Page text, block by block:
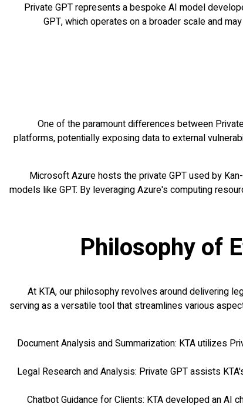
Private GPT represents a bespoke AI model
GPT, which operates on a broader scale and
One of the paramount differences between
platforms, potentially exposing data to external
Microsoft Azure hosts the private GPT used by
models like GPT. By leveraging Azure's computing
Philosophy of
At KTA, our philosophy revolves around delivering
serving as a versatile tool that streamlines various
Document Analysis and Summarization: KTA utilizes
Legal Research and Analysis: Private GPT assists
Chatbot Guidance for Clients: KTA developed an AI